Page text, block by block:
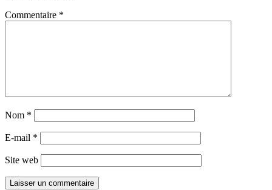
Commentaire *
Nom *
E-mail *
Site web